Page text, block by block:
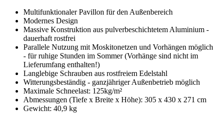
Multifunktionaler Pavillon für den Außenbereich
Modernes Design
Massive Konstruktion aus pulverbeschichtetem Aluminium -
dauerhaft rostfrei
Parallele Nutzung mit Moskitonetzen und Vorhängen möglich
- für ruhige Stunden im Sommer (Vorhänge sind nicht im
Lieferumfang enthalten!)
Langlebige Schrauben aus rostfreiem Edelstahl
Witterungsbeständig - ganzjähriger Außenbetrieb möglich
Maximale Schneelast: 125kg/m²
Abmessungen (Tiefe x Breite x Höhe): 305 x 430 x 271 cm
Gewicht: 40,9 kg